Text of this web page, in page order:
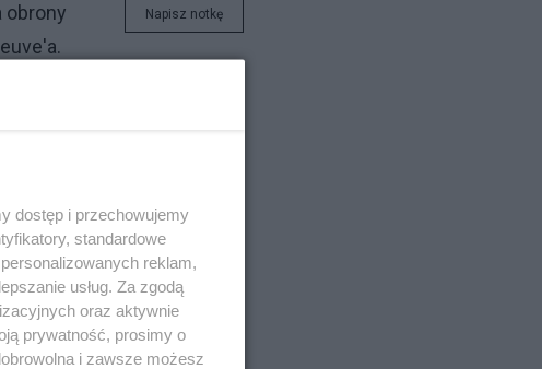
obrony
i NFP,
do
Napisz notkę
dostęp i przechowujemy
standardowe
reklam,
usług. Za zgodą
oraz aktywnie
prywatność, prosimy o
i zawsze możesz